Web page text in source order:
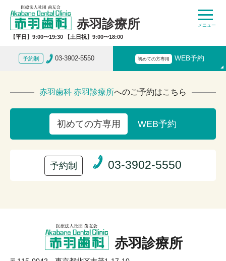
赤羽診療所
【平日】9:00〜19:30 【土日祝】9:00〜18:00
予約制 03-3902-5550 初めての方専用 WEB予約
赤羽歯科 赤羽診療所へのご予約はこちら
初めての方専用 WEB予約
予約制 03-3902-5550
赤羽診療所